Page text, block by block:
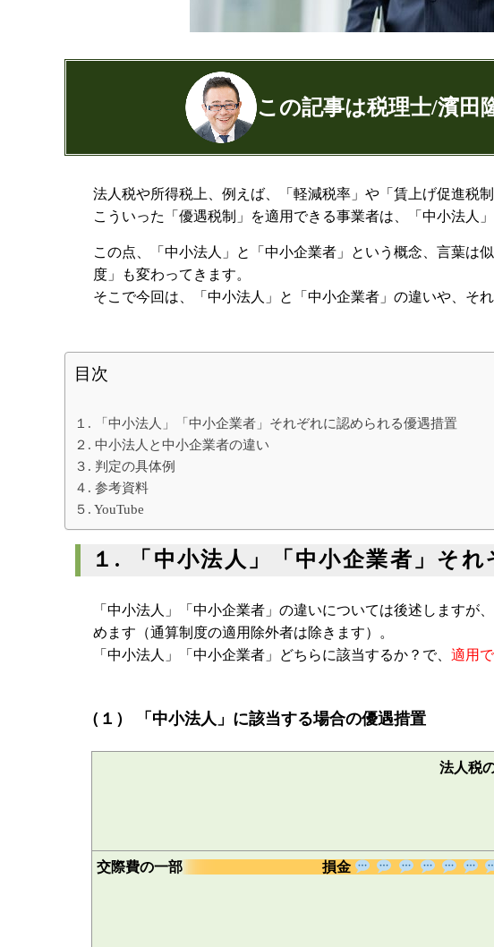
この記事は税理士/濱田
はまだ税理士法人 の代表税理士
日本公認会計士協会 兵庫会：登録番号17074
兵庫県行政書士会：登録番号19300373
1973年生まれ、大阪府豊中市出身
法人税や所得税上、例えば、「軽減税率」や「賃上げ促進税
こういった「優遇税制」を適用できる事業者は、「中小法人
この点、「中小法人」と「中小企業者」という概念、言葉は
度」も変わってきます。
そこで今回は、「中小法人」と「中小企業者」の違いや、そ
目次
１. 「中小法人」「中小企業者」それぞれに認められる優遇措置
２. 中小法人と中小企業者の違い
３. 判定の具体例
４. 参考資料
５. YouTube
１. 「中小法人」「中小企業者」そ
「中小法人」「中小企業者」の違いについては後述しますが、
めます（通算制度の適用除外者は除きます）。
「中小法人」「中小企業者」どちらに該当するか？で、 適用
（１） 「中小法人」に該当する場合の優遇措置
法人
交際費の一部 損金